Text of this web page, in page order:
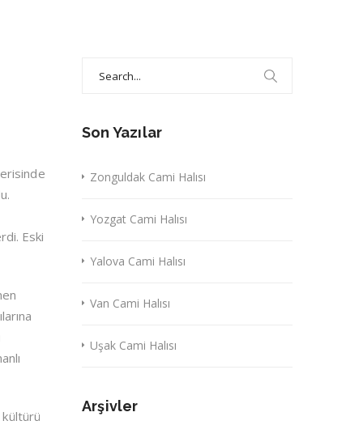
Eski
Son Yazılar
Zonguldak Cami Halısı
Yozgat Cami Halısı
Yalova Cami Halısı
Van Cami Halısı
Uşak Cami Halısı
Arşivler